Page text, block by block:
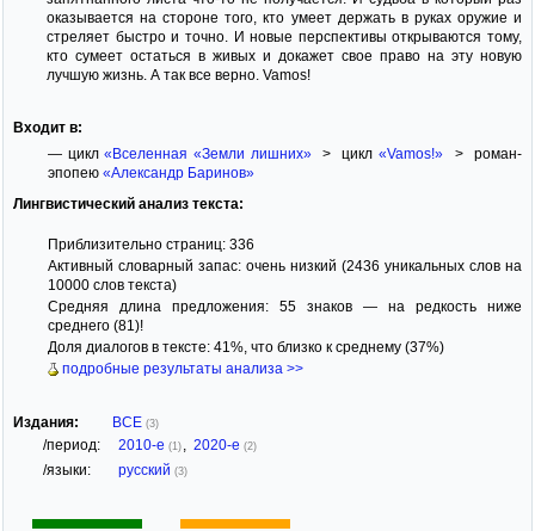
оказывается на стороне того, кто умеет держать в руках оружие и
стреляет быстро и точно. И новые перспективы открываются тому,
кто сумеет остаться в живых и докажет свое право на эту новую
лучшую жизнь. А так все верно. Vamos!
Входит в:
— цикл«Вселенная «Земли лишних»> цикл«Vamos!» > роман-
эпопею «Александр Баринов»
Лингвистический анализ текста:
Приблизительно страниц: 336
Активный словарный запас: очень низкий (2436 уникальных слов на
10000 слов текста)
Средняя длина предложения: 55 знаков — на редкость ниже
среднего (81)!
Доля диалогов в тексте: 41%, что близко к среднему (37%)
подробные результаты анализа >>
Издания: ВСЕ (3)
/период: 2010-е (1) 2020-е (2)
/языки: русский (3)